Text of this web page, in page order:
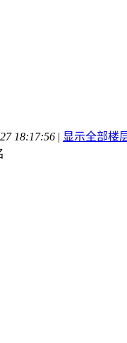
18:17:56 | 显示全部楼